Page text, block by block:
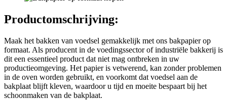
Productomschrijving:
Maak het bakken van voedsel gemakkelijk met ons bakpapier op
formaat. Als producent in de voedingssector of industriële bakkerij is
dit een essentieel product dat niet mag ontbreken in uw
productieomgeving. Het papier is vetwerend, kan zonder problemen
in de oven worden gebruikt, en voorkomt dat voedsel aan de
bakplaat blijft kleven, waardoor u tijd en moeite bespaart bij het
schoonmaken van de bakplaat.